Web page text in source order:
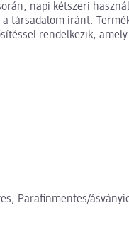
napi kétszeri
társadalom iránt.
rendelkezik,
Parafinmentes/